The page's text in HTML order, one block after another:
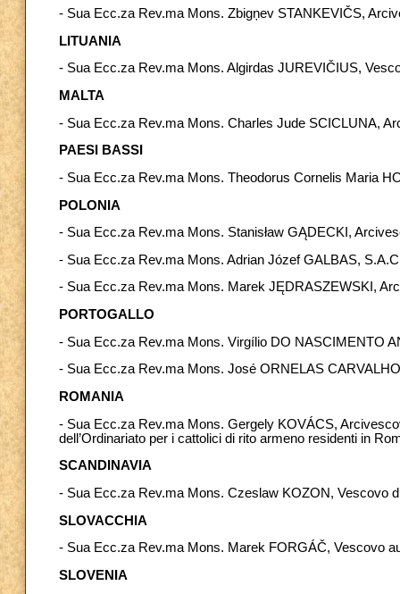
- Sua Ecc.za Rev.ma Mons. Zbigņev STANKEVIČS,
LITUANIA
- Sua Ecc.za Rev.ma Mons. Algirdas JUREVIČIUS,
MALTA
- Sua Ecc.za Rev.ma Mons. Charles Jude SCICLUNA,
PAESI BASSI
- Sua Ecc.za Rev.ma Mons. Theodorus Cornelis Maria
POLONIA
- Sua Ecc.za Rev.ma Mons. Stanisław GĄDECKI,
- Sua Ecc.za Rev.ma Mons. Adrian Józef GALBAS,
- Sua Ecc.za Rev.ma Mons. Marek JĘDRASZEWSKI,
PORTOGALLO
- Sua Ecc.za Rev.ma Mons. Virgílio DO NASCIMENTO
- Sua Ecc.za Rev.ma Mons. José ORNELAS
ROMANIA
- Sua Ecc.za Rev.ma Mons. Gergely KOVÁCS,
dell’Ordinariato per i cattolici di rito armeno residenti in
SCANDINAVIA
- Sua Ecc.za Rev.ma Mons. Czeslaw KOZON, Vescovo
SLOVACCHIA
- Sua Ecc.za Rev.ma Mons. Marek FORGÁČ, Vescovo
SLOVENIA